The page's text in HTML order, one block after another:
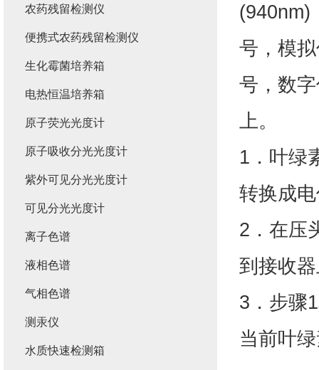
(940nm)
号，模
号，数
上。
1．叶绿
转换成
2．在压
到接收
3．步骤
当前叶
农药残留检测仪
便携式农药残留检测仪
生化霉菌培养箱
电热恒温培养箱
原子荧光光度计
原子吸收分光光度计
紫外可见分光光度计
可见分光光度计
离子色谱
液相色谱
气相色谱
测汞仪
水质快速检测箱